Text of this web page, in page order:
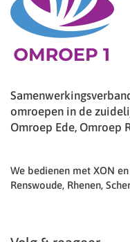
omroepen in de
Omroep Ede, Omroep
We bedienen met XON en
Renswoude, Rhenen,